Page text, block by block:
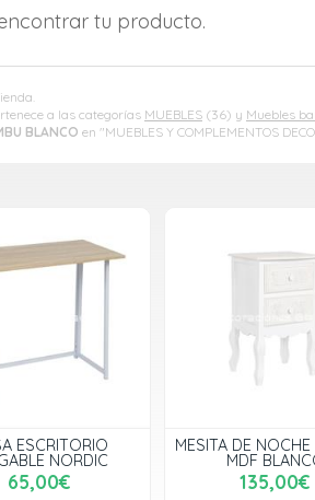
a las categorías MUEBLES (36) y Muebles
BLANCO en "MUEBLES Y COMPLEMENTOS
tu producto.
ESCRITORIO
NORDIC
65,00€
MESITA DE NOCHE
MDF
135,00€